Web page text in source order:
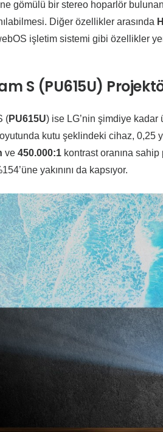
gömülü bir stereo hoparlör
Diğer özellikler arasında
işletim sistemi gibi özellikler
S (PU615U)
(PU615U) ise LG’nin şimdiye kadar
kutu şeklindeki cihaz, 0,25
ve 450.000:1 kontrast oranına sahip
yakınını da kapsıyor.